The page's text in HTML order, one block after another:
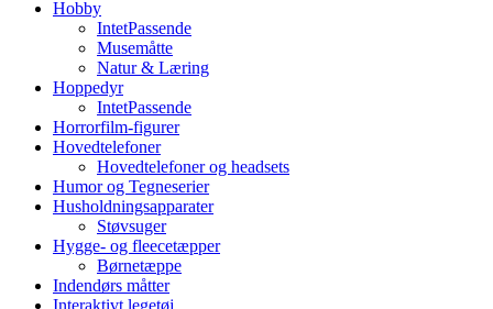
Hobby
IntetPassende
Musemåtte
Natur & Læring
Hoppedyr
IntetPassende
Horrorfilm-figurer
Hovedtelefoner
Hovedtelefoner og headsets
Humor og Tegneserier
Husholdningsapparater
Støvsuger
Hygge- og fleecetæpper
Børnetæppe
Indendørs måtter
Interaktivt legetøj